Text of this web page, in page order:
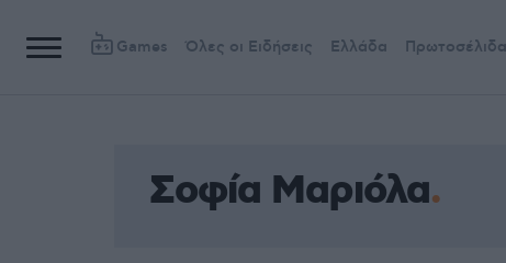
Games Όλες οι Ειδήσεις Ελλάδα Πρωτοσέλιδα
Σοφία Μαριόλα